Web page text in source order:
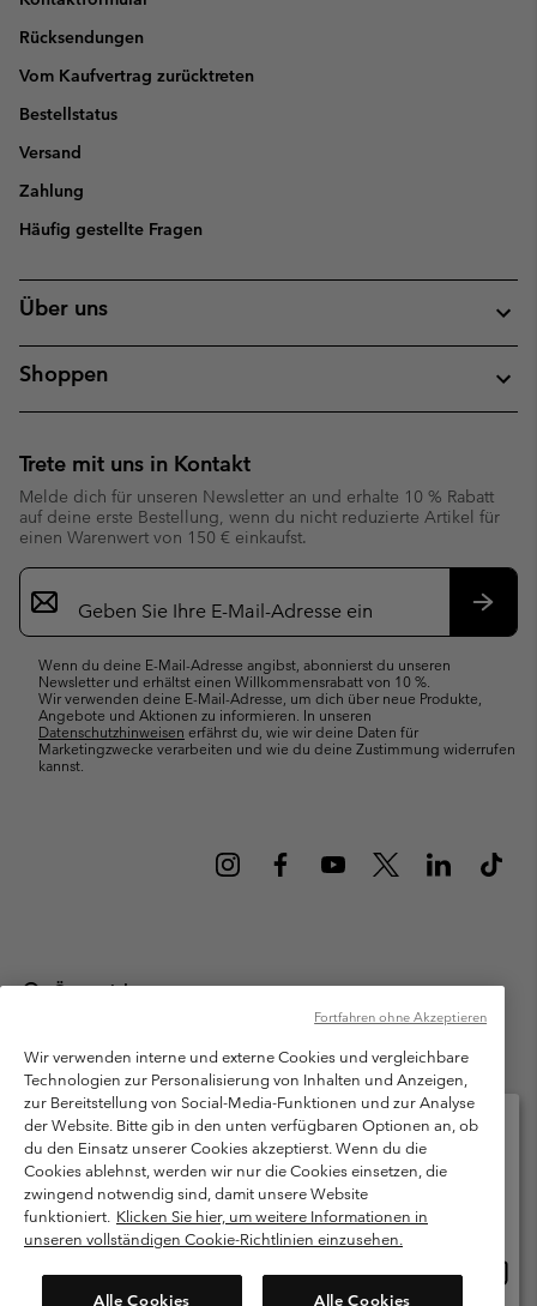
Rücksendungen
Vom Kaufvertrag zurücktreten
Bestellstatus
Versand
Zahlung
Häufig gestellte Fragen
Über uns
Shoppen
Trete mit uns in Kontakt
Melde dich für unseren Newsletter an und erhalte 10 % Rabatt
auf deine erste Bestellung, wenn du nicht reduzierte Artikel für
einen Warenwert von 150 € einkaufst.
Newsletter-
Anmeldung
Wenn du deine E-Mail-Adresse angibst, abonnierst du unseren
Newsletter und erhältst einen Willkommensrabatt von 10 %.
Wir verwenden deine E-Mail-Adresse, um dich über neue Produkte,
Angebote und Aktionen zu informieren. In unseren
Datenschutzhinweisen erfährst du, wie wir deine Daten für
Marketingzwecke verarbeiten und wie du deine Zustimmung widerrufen
kannst.
Österreich
Columbia Sportswear Austria GmbH. Moosfeldstraße 1, 5101
Bergheim, Salzburg Österreich. Alle Rechte vorbehalten.
Nutzungsbedingungen
Allgemeine Verkaufsbedingungen
Garantie
Datenschutzerklärung
Bestimmungen und Bedingungen des Mitglieder Programms
Nutzungsbedingungen Für Nutzergenerierte Inhalte
Cookies
Kundenservice: Mo- Fr. 9:00 - 13:00 & 14:00- 18:00 Uhr
Wir verwenden interne und externe Cookies und vergleichbare
Technologien zur Personalisierung von Inhalten und Anzeigen,
zur Bereitstellung von Social-Media-Funktionen und zur Analyse
der Website. Bitte gib in den unten verfügbaren Optionen an, ob
du den Einsatz unserer Cookies akzeptierst. Wenn du die
Cookies ablehnst, werden wir nur die Cookies einsetzen, die
zwingend notwendig sind, damit unsere Website
funktioniert. Klicken Sie hier, um weitere Informationen in
unseren vollständigen Cookie-Richtlinien einzusehen.
Alle Cookies Alle Cookies
Fortfahren ohne Akzeptieren
Bitte wählen Sie Ihr Lieferland und Ihre Sprache
Online-Einkauf verfügbar